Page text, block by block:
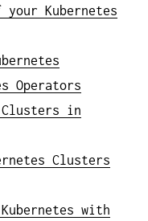
your Kubernetes
Operators
in
Clusters
with